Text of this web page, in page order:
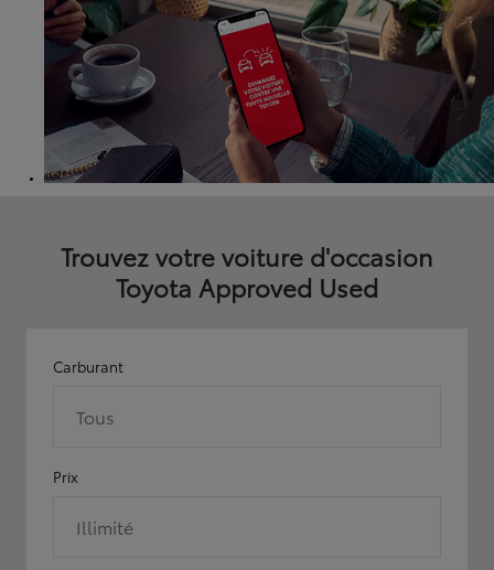
Trouvez votre voiture d'occasion
Toyota Approved Used
Carburant
Tous
Prix
Illimité